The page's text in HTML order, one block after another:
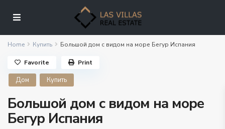
Home Купить Большой дом с видом на море Бегур Испания
Дом Купить
Большой дом с видом на море
Бегур Испания
Favorite Print